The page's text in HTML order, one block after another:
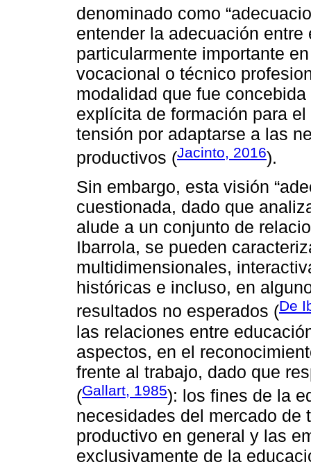
denominado como
entender la adecuación
particularmente importante
vocacional o técnico
modalidad que fue
explícita de formación para
tensión por adaptarse a las
productivos (Jacinto, 2016).
Sin embargo, esta visión
cuestionada, dado que
alude a un conjunto de
Ibarrola, se pueden
multidimensionales,
históricas e incluso, en
resultados no esperados (De
las relaciones entre
aspectos, en el
frente al trabajo, dado que
(Gallart, 1985): los fines de la
necesidades del mercado de
productivo en general y las
exclusivamente de la